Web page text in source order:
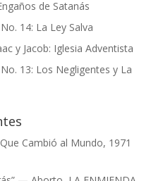
de Satanás
14: La Ley Salva
y Jacob: Iglesia Adventista
13: Los Negligentes y La
Cambió al Mundo, 1971